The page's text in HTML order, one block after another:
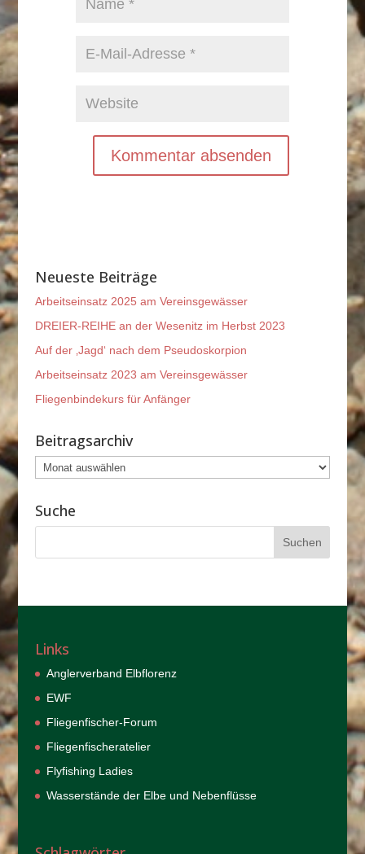
Neueste Beiträge
Arbeitseinsatz 2025 am Vereinsgewässer
DREIER-REIHE an der Wesenitz im Herbst 2023
Auf der ‚Jagd‘ nach dem Pseudoskorpion
Arbeitseinsatz 2023 am Vereinsgewässer
Fliegenbindekurs für Anfänger
Beitragsarchiv
Beitragsarchiv
Suche
Links
Anglerverband Elbflorenz
EWF
Fliegenfischer-Forum
Fliegenfischeratelier
Flyfishing Ladies
Wasserstände der Elbe und Nebenflüsse